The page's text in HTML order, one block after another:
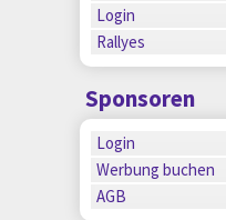
Login
Rallyes
Sponsoren
Login
Werbung buchen
AGB